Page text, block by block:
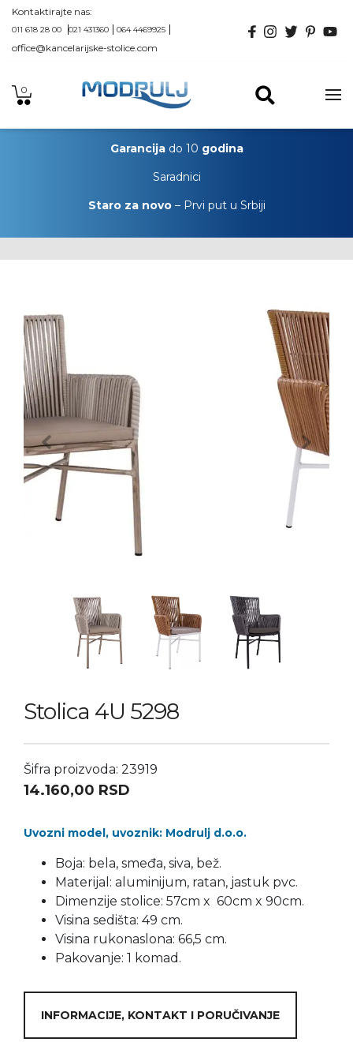
Kontaktirajte nas:
011 618 28 00 021 431360 064 4469925
office@kancelarijske-stolice.com
0
Garancijado 10 godina
Saradnici
Staro za novo– Prvi put u Srbiji
Previous Next
Stolica 4U 5298
Šifra proizvoda: 23919
14.160,00 RSD
Uvozni model, uvoznik: Modrulj d.o.o.
Boja: bela, smeđa, siva, bež.
Materijal: aluminijum, ratan, jastuk pvc.
Dimenzije stolice: 57cm x 60cm x 90cm.
Visina sedišta: 49 cm.
Visina rukonaslona: 66,5 cm.
Pakovanje: 1 komad.
INFORMACIJE, KONTAKT I PORUČIVANJE